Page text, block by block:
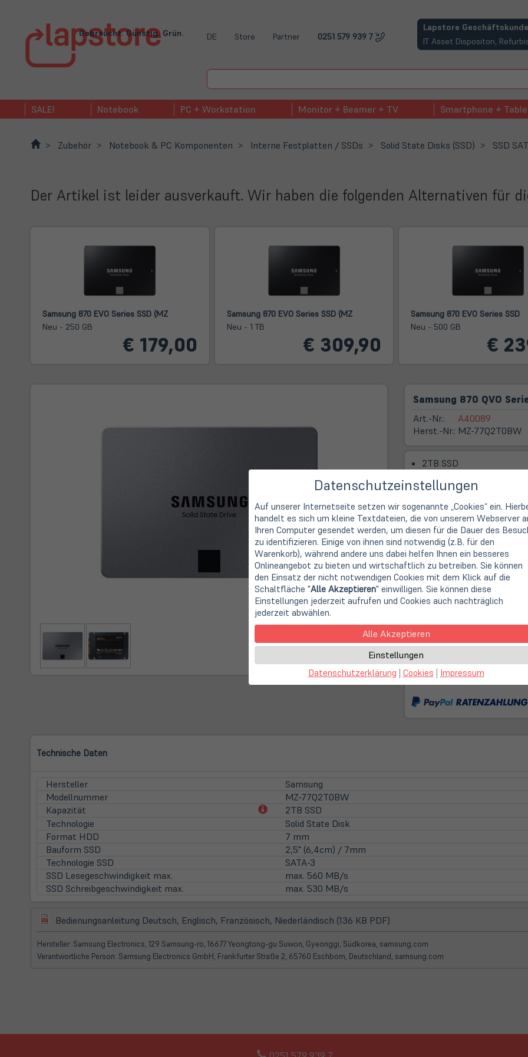
Gebraucht. Günstig. Grün. DE Store Partner 0251 579 939 7
Lapstore
IT Asset Dispositon,
(öffnet in neuem Tab)
SALE! Notebook PC + Workstation Monitor + Beamer + TV Smartphone +
Zubehör Notebook & PC Komponenten Interne Festplatten / SSDs Solid State Disks (SSD) SSD
Der Artikel ist leider ausverkauft. Wir haben die folgenden Alternativen für
Samsung 870 EVO Series SSD (MZ
Neu - 250 GB
€ 179,00
Samsung 870 EVO Series SSD (MZ
Neu - 1 TB
€ 309,90
Samsung 870 EVO Series SSD
Neu - 500 GB
€
Samsung 870 QVO
Art.-Nr.:
Herst.-Nr.:
A40089
MZ-77Q2T0BW
2TB SSD
Erstklassige
14 Tage
Second Life IT: Ein
Schnelle,
Online Store:
in
neuem
Schade, nicht mehr
Technische Daten
Hersteller
Samsung
Modellnummer
MZ-77Q2T0BW
Kapazität
(öffnet
neuem
2TB SSD
Technologie
Solid State Disk
Format HDD
7 mm
Bauform SSD
2,5" (6,4cm) / 7mm
Technologie SSD
SATA-3
SSD Lesegeschwindigkeit max.
max. 560 MB/s
SSD Schreibgeschwindigkeit max.
max. 530 MB/s
(öffnet
in
neuem
Tab)
Bedienungsanleitung Deutsch, Englisch, Französisch, Niederländisch (136 KB PDF)
in
neuem
Tab)
Hersteller: Samsung Electronics, 129 Samsung-ro, 16677 Yeongtong-gu Suwon, Gyeonggi, Südkorea, samsung.com
Verantwortliche Person: Samsung Electronics GmbH, Frankfurter Straße 2, 65760 Eschborn, Deutschland, samsung.com
Datenschutzeinstellungen
Auf unserer Internetseite setzen wir sogenannte „Cookies“ ein.
handelt es sich um kleine Textdateien, die von unserem Webserver
Ihren Computer gesendet werden, um diesen für die Dauer des
zu identifizieren. Einige von ihnen sind notwendig (z.B. für den
Warenkorb), während andere uns dabei helfen Ihnen ein besseres
Onlineangebot zu bieten und wirtschaftlich zu betreiben. Sie können
den Einsatz der nicht notwendigen Cookies mit dem Klick auf die
Schaltfläche "Alle Akzeptieren" einwilligen. Sie können diese
Einstellungen jederzeit aufrufen und Cookies auch nachträglich
jederzeit abwählen.
Alle Akzeptieren
Einstellungen
Datenschutzerklärung | Cookies | Impressum